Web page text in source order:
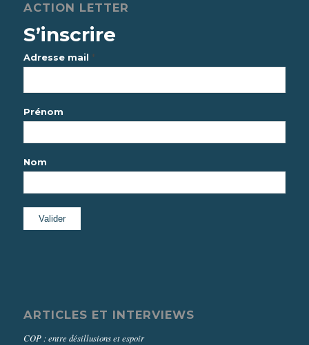
ACTION LETTER
S’inscrire
Adresse mail *
Prénom
Nom
ARTICLES ET INTERVIEWS
COP : entre désillusions et espoir